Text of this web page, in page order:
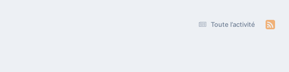
Toute l’activité